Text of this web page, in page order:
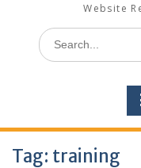
Website
Search
for:
Tag: training